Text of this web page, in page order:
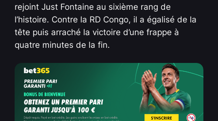
rejoint Just Fontaine au sixième rang de
l’histoire. Contre la RD Congo, il a égalisé de la
tête puis arraché la victoire d’une frappe à
quatre minutes de la fin.